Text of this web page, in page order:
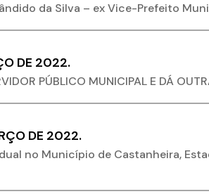
da Silva – ex Vice-Prefeito
DE 2022.
PÚBLICO MUNICIPAL E DÁ
DE 2022.
no Município de Castanheira,